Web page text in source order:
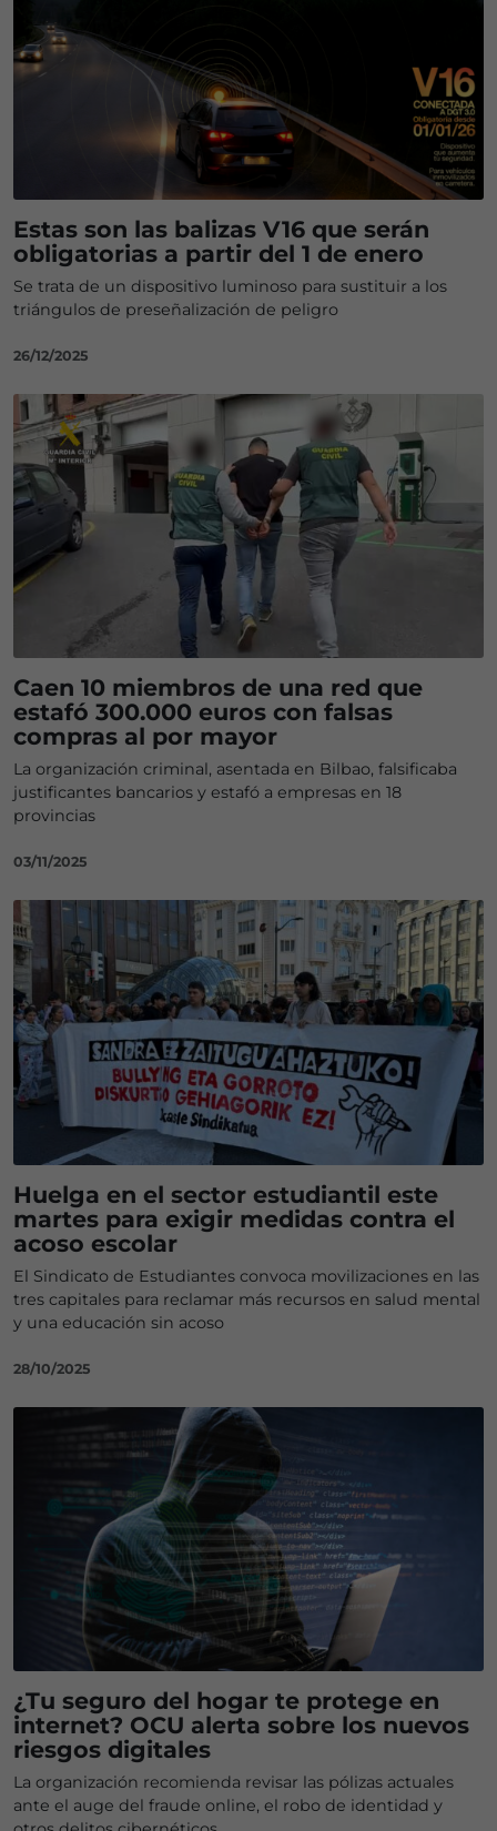
Estas son las balizas V16 que serán
obligatorias a partir del 1 de enero
Se trata de un dispositivo luminoso para sustituir a los
triángulos de preseñalización de peligro
26/12/2025
Caen 10 miembros de una red que
estafó 300.000 euros con falsas
compras al por mayor
La organización criminal, asentada en Bilbao, falsificaba
justificantes bancarios y estafó a empresas en 18
provincias
03/11/2025
Huelga en el sector estudiantil este
martes para exigir medidas contra el
acoso escolar
El Sindicato de Estudiantes convoca movilizaciones en las
tres capitales para reclamar más recursos en salud mental
y una educación sin acoso
28/10/2025
¿Tu seguro del hogar te protege en
internet? OCU alerta sobre los nuevos
riesgos digitales
La organización recomienda revisar las pólizas actuales
ante el auge del fraude online, el robo de identidad y